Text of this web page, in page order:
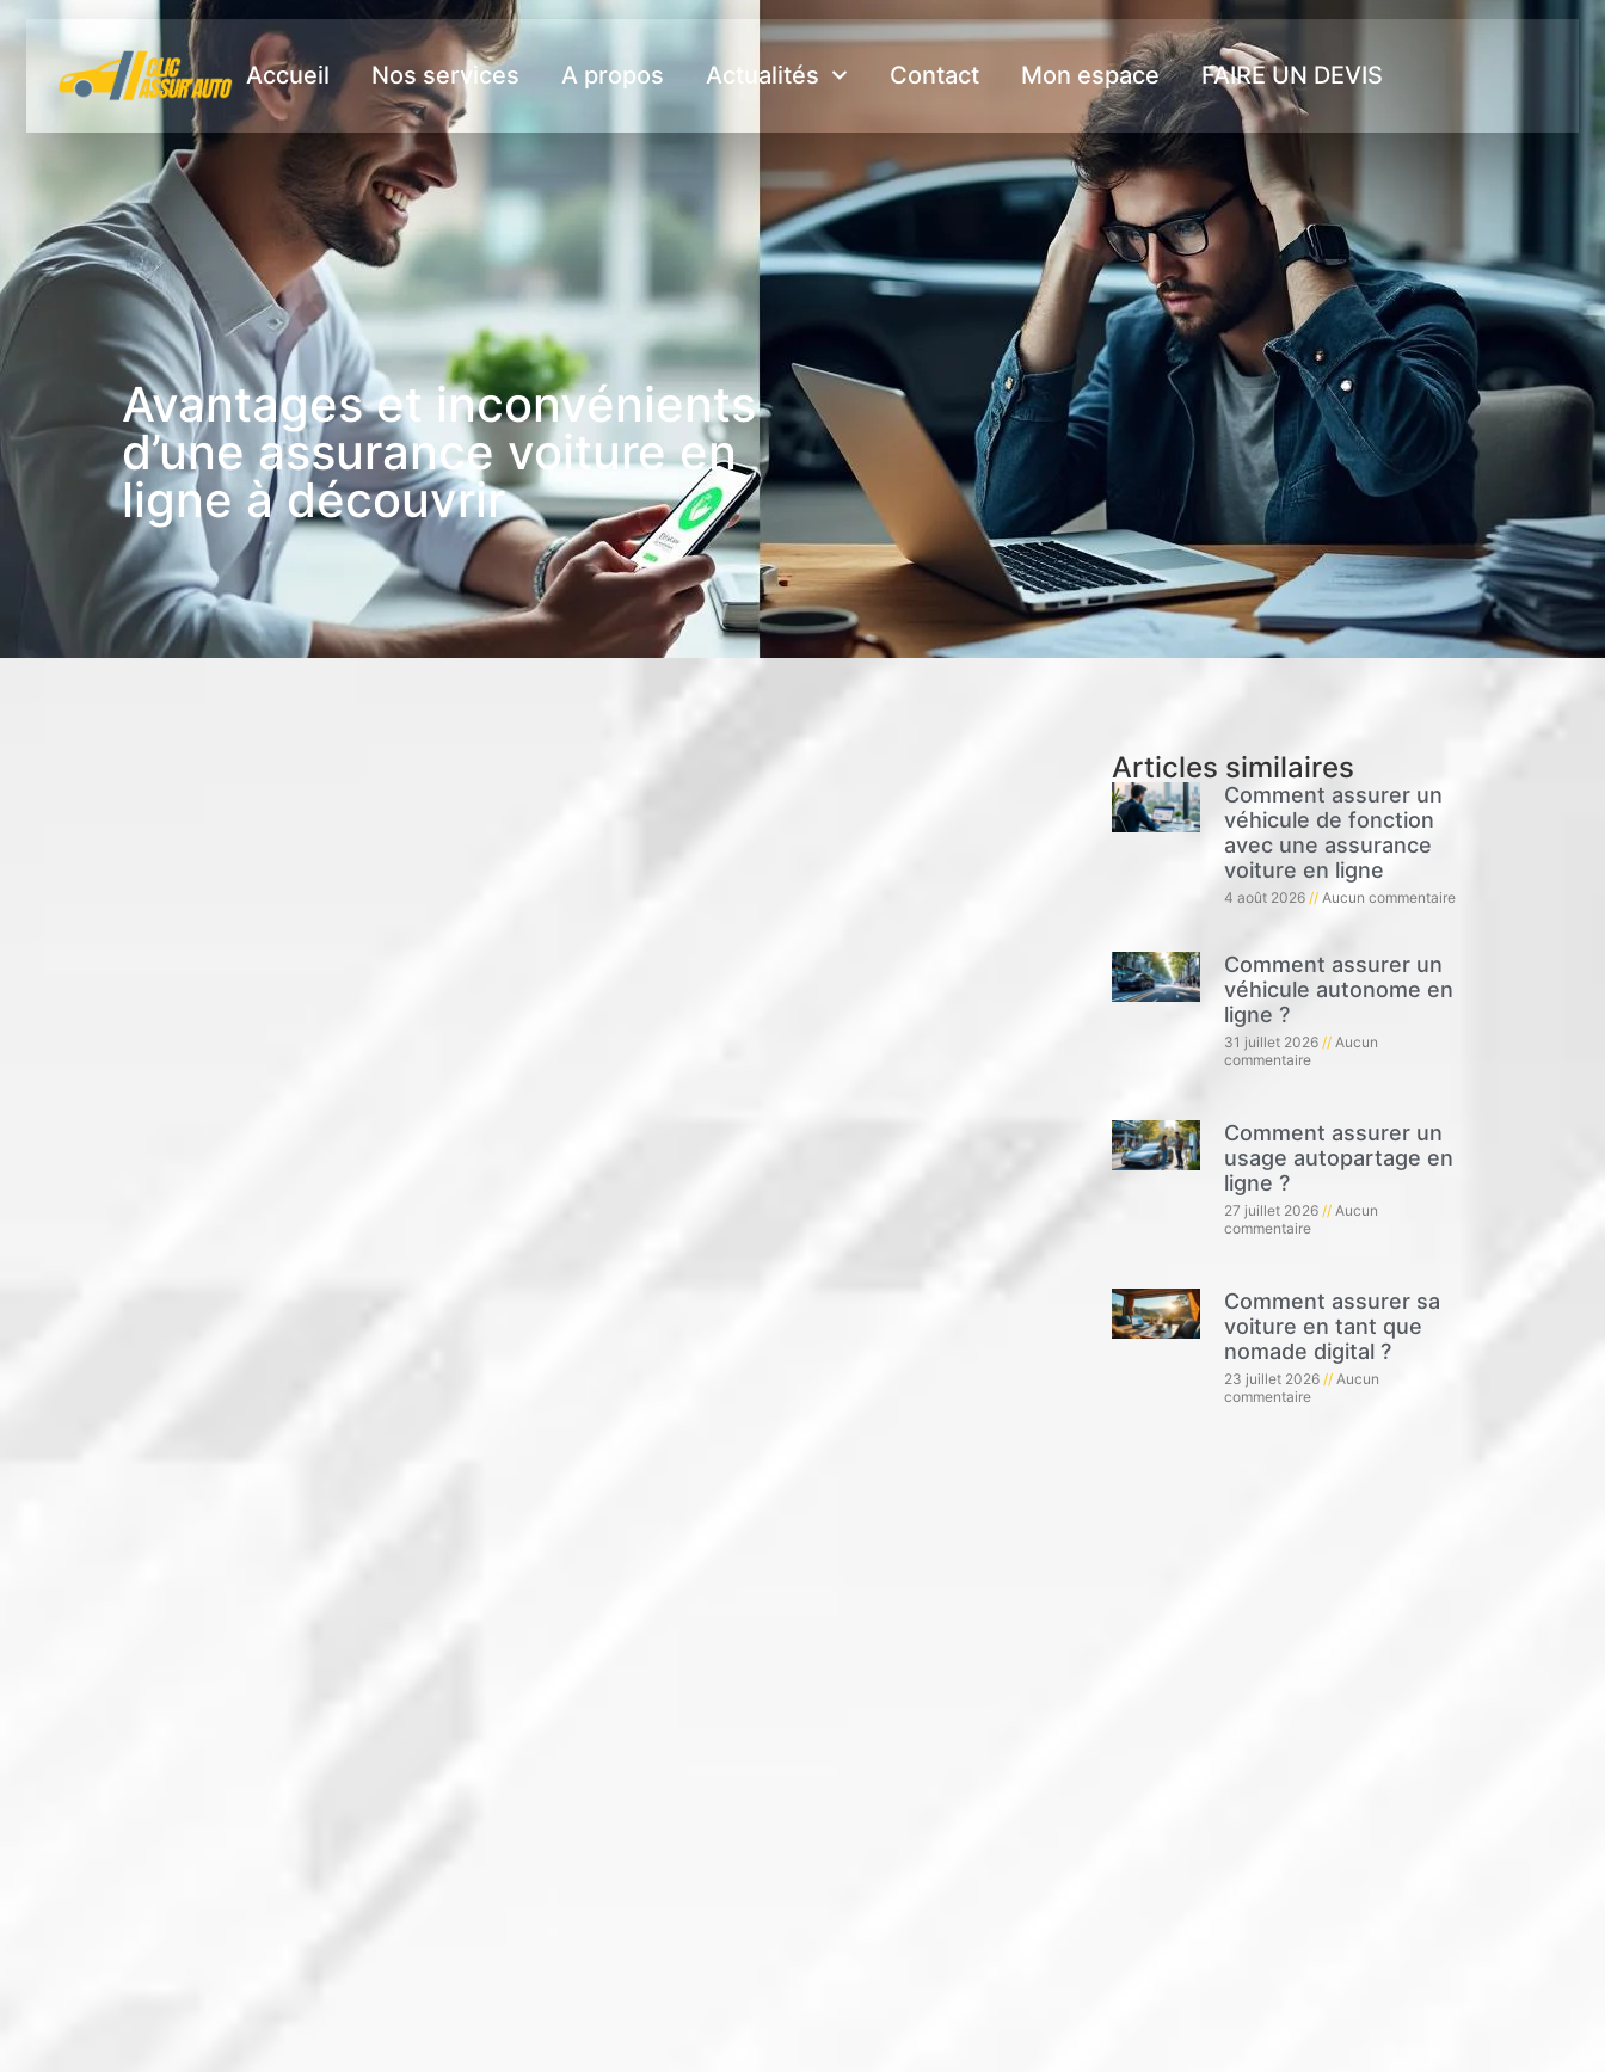
Accueil Nos services A propos Actualités Contact Mon espace FAIRE UN DEVIS
Avantages et inconvénients
d’une assurance voiture en
ligne à découvrir
Articles similaires
Comment assurer un
véhicule de fonction
avec une assurance
voiture en ligne
4 août 2026 Aucun commentaire
Comment assurer un
véhicule autonome en
ligne ?
31 juillet 2026
Aucun
commentaire
Comment assurer un
usage autopartage en
ligne ?
27 juillet 2026
Aucun
commentaire
Comment assurer sa
voiture en tant que
nomade digital ?
23 juillet 2026
Aucun
commentaire